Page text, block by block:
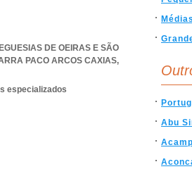
DE OEIRAS E SÃO
PACO ARCOS CAXIAS,
especializados
Médias
Abu